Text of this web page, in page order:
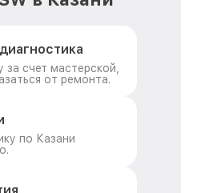
счет мастерской,
от ремонта.
по Казани